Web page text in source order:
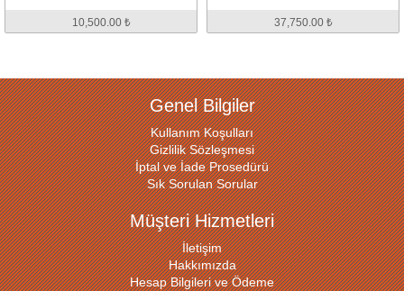
10,500.00 ₺ 37,750.00 ₺
Genel Bilgiler
Kullanım Koşulları
Gizlilik Sözleşmesi
İptal ve İade Prosedürü
Sık Sorulan Sorular
Müşteri Hizmetleri
İletişim
Hakkımızda
Hesap Bilgileri ve Ödeme